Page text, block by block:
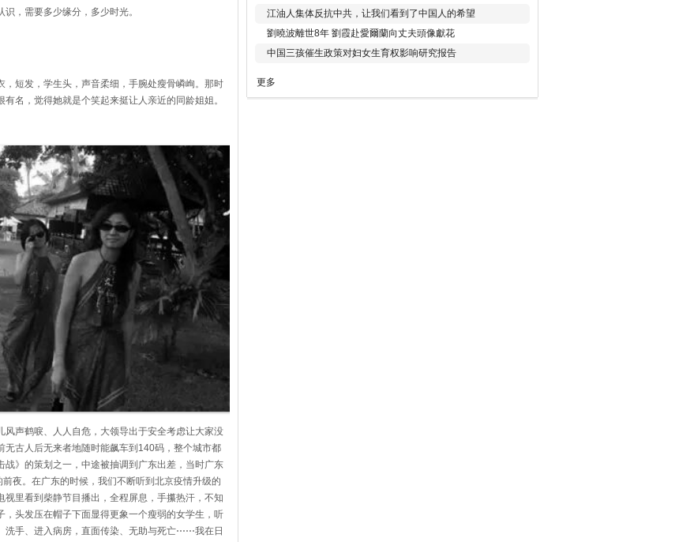
，需要多少缘分，多少时光。
短发，学生头，声音柔细，手腕处瘦骨嶙峋。那时
名，觉得她就是个笑起来挺让人亲近的同龄姐姐。
声鹤唳、人人自危，大领导出于安全考虑让大家没
古人后无来者地随时能飙车到140码，整个城市都
》的策划之一，中途被抽调到广东出差，当时广东
夜。在广东的时候，我们不断听到北京疫情升级的
里看到柴静节目播出，全程屏息，手攥热汗，不知
头发压在帽子下面显得更象一个瘦弱的女学生，听
洗手、进入病房，直面传染、无助与死亡⋯⋯我在日
江油人集体反抗中共，让我们看到了中国人的希望
劉曉波離世8年 劉霞赴愛爾蘭向丈夫頭像獻花
中国三孩催生政策对妇女生育权影响研究报告
更多